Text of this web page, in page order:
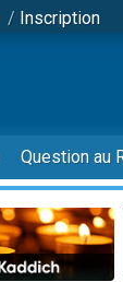
/ Inscription
Question au